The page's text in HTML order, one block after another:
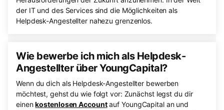
der IT und des Services sind die Möglichkeiten als
Helpdesk-Angestellter nahezu grenzenlos.
Wie bewerbe ich mich als Helpdesk-
Angestellter über YoungCapital?
Wenn du dich als Helpdesk-Angestellter bewerben
möchtest, gehst du wie folgt vor: Zunächst legst du dir
einenkostenlosen Accountauf YoungCapital an und